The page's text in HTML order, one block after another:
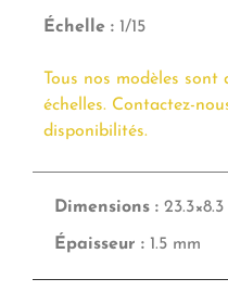
Échelle : 1/15
Tous nos modèles sont
échelles. Contactez-
disponibilités.
Dimensions : 23.3×8.3
Épaisseur : 1.5 mm